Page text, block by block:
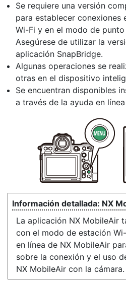
Se requiere una versión
para establecer conexiones
Wi-Fi y en el modo de
Asegúrese de utilizar la
aplicación SnapBridge.
Algunas operaciones se
otras en el dispositivo
Se encuentran disponibles
a través de la ayuda en
NX
La aplicación NX MobileAir
con el modo de estación
en línea de NX MobileAir
sobre la conexión y el uso
NX MobileAir con la cámara.